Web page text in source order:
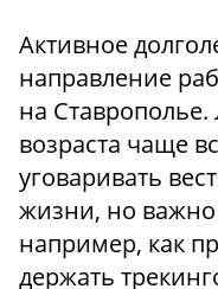
Активное
направление
на
возраста чаще
уговаривать
жизни, но важно
например, как
держать